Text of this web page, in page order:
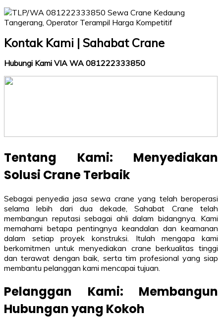
Kontak Kami | Sahabat Crane
Hubungi Kami VIA WA 081222333850
Tentang Kami: Menyediakan
Solusi Crane Terbaik
Sebagai penyedia jasa sewa crane yang telah beroperasi
selama lebih dari dua dekade, Sahabat Crane telah
membangun reputasi sebagai ahli dalam bidangnya. Kami
memahami betapa pentingnya keandalan dan keamanan
dalam setiap proyek konstruksi. Itulah mengapa kami
berkomitmen untuk menyediakan crane berkualitas tinggi
dan terawat dengan baik, serta tim profesional yang siap
membantu pelanggan kami mencapai tujuan.
Pelanggan Kami: Membangun
Hubungan yang Kokoh